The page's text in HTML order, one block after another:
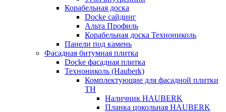
Корабельная доска
Docke сайдинг
Альта Профиль
Корабельная доска Технониколь
Панели под камень
Фасадная битумная плитка
Docke фасадная плитка
Технониколь (Hauberk)
Комплектующие для фасадной плитки
ТН
Наличник HAUBERK
Планка цокольная HAUBERK